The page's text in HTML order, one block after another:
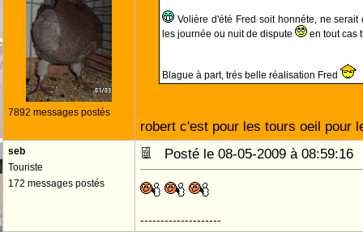
7892 messages postés
Volière d'été Fred soit honnéte, ne
les journée ou nuit de dispute
en tout cas
Blague à part, trés belle réalisation Fred
robert c'est pour les tours oeil pour
seb
Touriste
172 messages postés
Posté le 08-05-2009 à
--------------------